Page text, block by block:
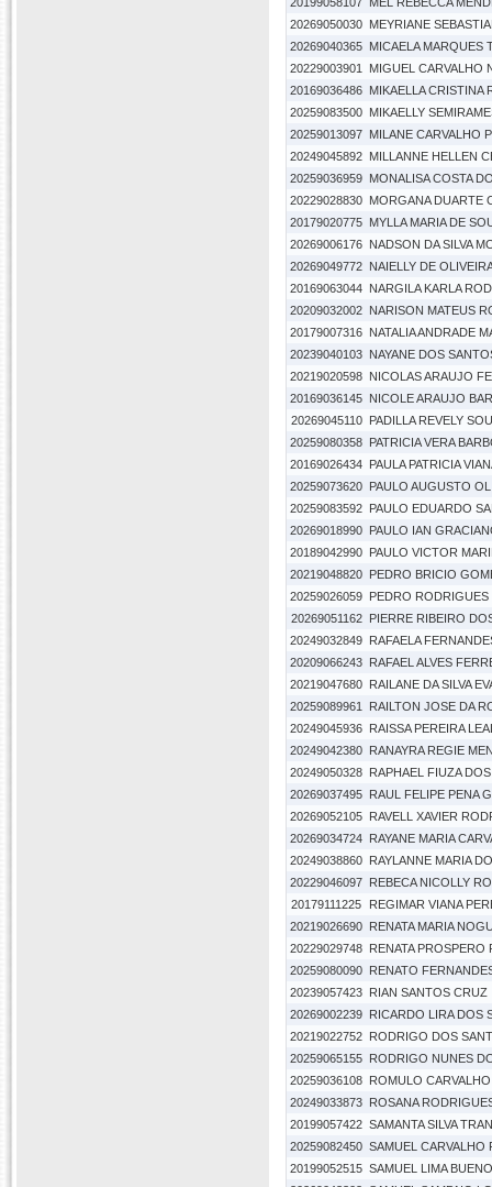
20269050030 MEYRIANE
20269040365 MICAELA MARQUES
20229003901
MIGUEL CARVALHO
20169036486 MIKAELLA CRISTINA
20259083500 MIKAELLY
20259013097 MILANE CARVALHO
20249045892 MILLANNE HELLEN
20259036959 MONALISA COSTA
20229028830 MORGANA DUARTE
20179020775 MYLLA MARIA DE
20269006176 NADSON DA SILVA
20269049772 NAIELLY DE
20169063044 NARGILA KARLA
20209032002 NARISON MATEUS
20179007316 NATALIA ANDRADE
20239040103 NAYANE DOS
20219020598 NICOLAS ARAUJO
20169036145 NICOLE ARAUJO
20269045110
PADILLA REVELY
20259080358 PATRICIA VERA
20169026434 PAULA PATRICIA
20259073620 PAULO AUGUSTO
20259083592 PAULO EDUARDO
20269018990 PAULO IAN
20189042990 PAULO VICTOR
20219048820 PEDRO BRICIO
20259026059 PEDRO
20269051162
PIERRE RIBEIRO
20249032849 RAFAELA
20209066243 RAFAEL ALVES
20219047680 RAILANE DA SILVA
20259089961
RAILTON JOSE DA
20249045936 RAISSA PEREIRA
20249042380 RANAYRA REGIE
20249050328 RAPHAEL FIUZA
20269037495 RAUL FELIPE PENA
20269052105 RAVELL XAVIER
20269034724 RAYANE MARIA
20249038860 RAYLANNE MARIA
20229046097 REBECA NICOLLY
20179111225
REGIMAR VIANA
20219026690 RENATA MARIA
20229029748 RENATA PROSPERO
20259080090 RENATO
20239057423 RIAN SANTOS CRUZ
20269002239 RICARDO LIRA DOS
20219022752 RODRIGO DOS
20259065155 RODRIGO NUNES
20259036108 ROMULO
20249033873 ROSANA
20199057422 SAMANTA SILVA
20259082450 SAMUEL CARVALHO
20199052515 SAMUEL LIMA BUENO